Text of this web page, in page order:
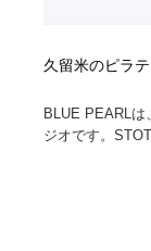
久留米のピラ
BLUE PEARLは
ジオです。